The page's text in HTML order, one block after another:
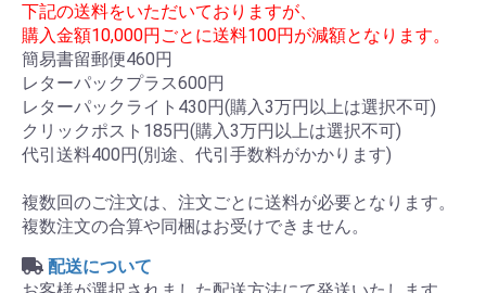
下記の送料をいただいておりますが、
購入金額10,000円ごとに送料100円が減額となります。
簡易書留郵便460円
レターパックプラス600円
レターパックライト430円(購入3万円以上は選択不可)
クリックポスト185円(購入3万円以上は選択不可)
代引送料400円(別途、代引手数料がかかります)
複数回のご注文は、注文ごとに送料が必要となります。
複数注文の合算や同梱はお受けできません。
配送について